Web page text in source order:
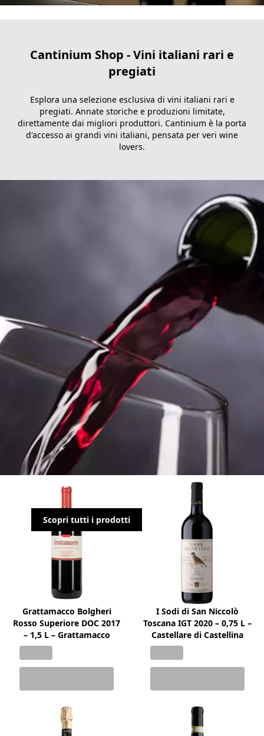
Cantinium Shop - Vini italiani rari e
pregiati
Esplora una selezione esclusiva di vini italiani rari e
pregiati. Annate storiche e produzioni limitate,
direttamente dai migliori produttori. Cantinium è la porta
d'accesso ai grandi vini italiani, pensata per veri wine
lovers.
La nostra selezione speciale
Scopri tutti i prodotti
Grattamacco Bolgheri
Rosso Superiore DOC 2017
– 1,5 L – Grattamacco
I Sodi di San Niccolò
Toscana IGT 2020 – 0,75 L –
Castellare di Castellina